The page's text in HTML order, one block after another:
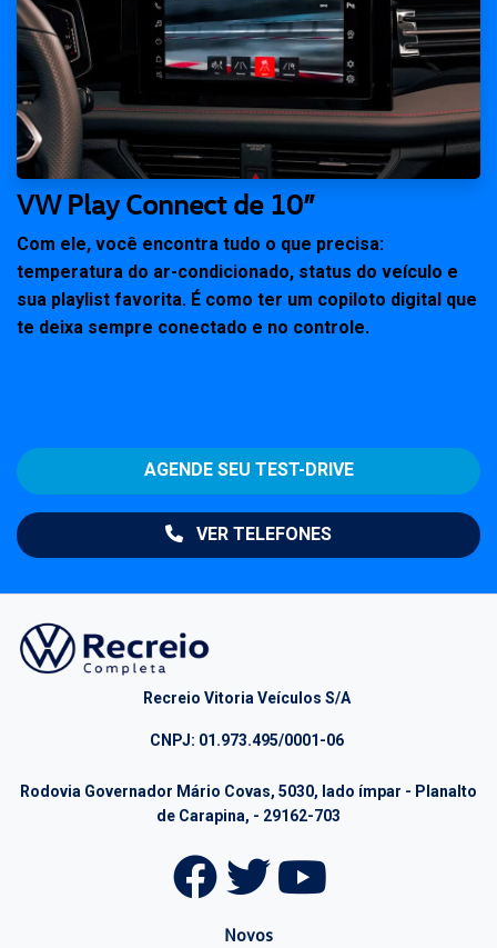
VW Play Connect de 10”
Com ele, você encontra tudo o que precisa:
temperatura do ar-condicionado, status do veículo e
sua playlist favorita. É como ter um copiloto digital que
te deixa sempre conectado e no controle.
VER TELEFONES
AGENDE SEU TEST-DRIVE
Recreio Vitoria Veículos S/A
CNPJ: 01.973.495/0001-06
Rodovia Governador Mário Covas, 5030, lado ímpar - Planalto
de Carapina, - 29162-703
Novos